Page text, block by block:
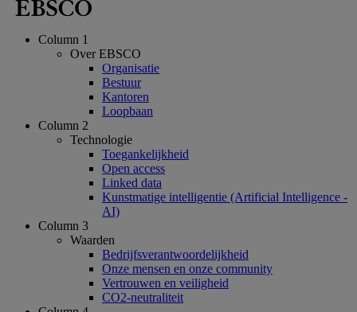
Column 1
Over EBSCO
Organisatie
Bestuur
Kantoren
Loopbaan
Column 2
Technologie
Toegankelijkheid
Open access
Linked data
Kunstmatige intelligentie (Artificial Intelligence -
AI)
Column 3
Waarden
Bedrijfsverantwoordelijkheid
Onze mensen en onze community
Vertrouwen en veiligheid
CO2-neutraliteit